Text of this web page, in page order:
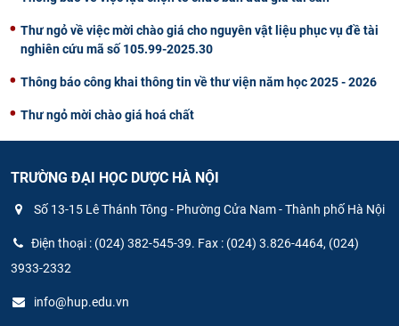
Thư ngỏ về việc mời chào giá cho nguyên vật liệu phục vụ đề tài
nghiên cứu mã số 105.99-2025.30
Thông báo công khai thông tin về thư viện năm học 2025 - 2026
Thư ngỏ mời chào giá hoá chất
TRƯỜNG ĐẠI HỌC DƯỢC HÀ NỘI
Số 13-15 Lê Thánh Tông - Phường Cửa Nam - Thành phố Hà Nội
Điện thoại : (024) 382-545-39. Fax : (024) 3.826-4464, (024)
3933-2332
info@hup.edu.vn